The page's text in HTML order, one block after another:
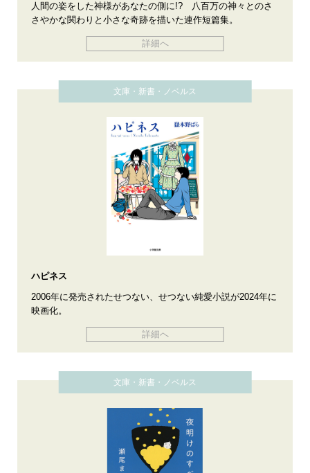
人間の姿をした神様があなたの側に!? 八百万の神々とのさ
さやかな関わりと小さな奇跡を描いた連作短篇集。
詳細へ
文庫・新書・ノベルス
ハピネス
2006年に発売されたせつない、せつない純愛小説が2024年に
映画化。
詳細へ
文庫・新書・ノベルス